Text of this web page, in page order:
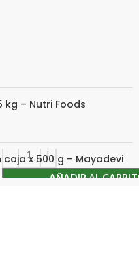
kg – Nutri Foods
x 500 g – Mayadevi
AÑADIR AL